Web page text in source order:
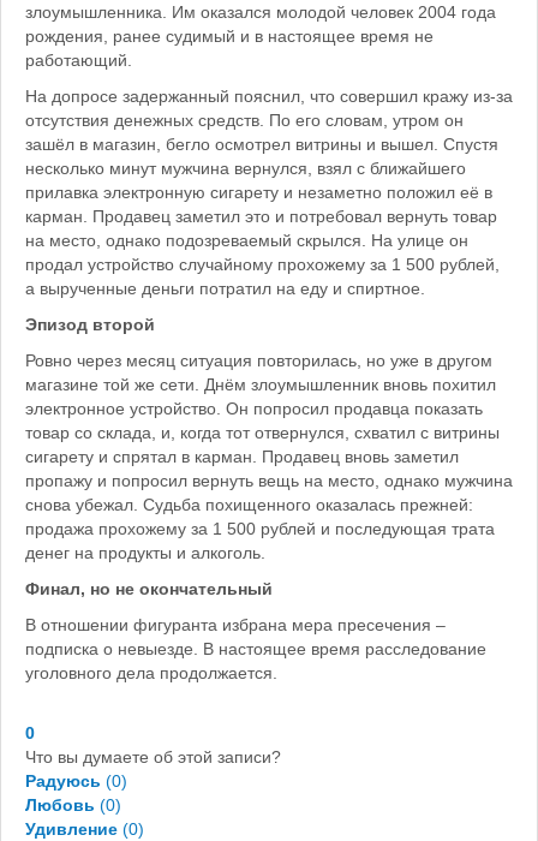
злоумышленника. Им оказался молодой человек 2004 года
рождения, ранее судимый и в настоящее время не
работающий.
На допросе задержанный пояснил, что совершил кражу из-за
отсутствия денежных средств. По его словам, утром он
зашёл в магазин, бегло осмотрел витрины и вышел. Спустя
несколько минут мужчина вернулся, взял с ближайшего
прилавка электронную сигарету и незаметно положил её в
карман. Продавец заметил это и потребовал вернуть товар
на место, однако подозреваемый скрылся. На улице он
продал устройство случайному прохожему за 1 500 рублей,
а вырученные деньги потратил на еду и спиртное.
Эпизод второй
Ровно через месяц ситуация повторилась, но уже в другом
магазине той же сети. Днём злоумышленник вновь похитил
электронное устройство. Он попросил продавца показать
товар со склада, и, когда тот отвернулся, схватил с витрины
сигарету и спрятал в карман. Продавец вновь заметил
пропажу и попросил вернуть вещь на место, однако мужчина
снова убежал. Судьба похищенного оказалась прежней:
продажа прохожему за 1 500 рублей и последующая трата
денег на продукты и алкоголь.
Финал, но не окончательный
В отношении фигуранта избрана мера пресечения –
подписка о невыезде. В настоящее время расследование
уголовного дела продолжается.
0
Что вы думаете об этой записи?
Радуюсь (0)
Любовь (0)
Удивление (0)